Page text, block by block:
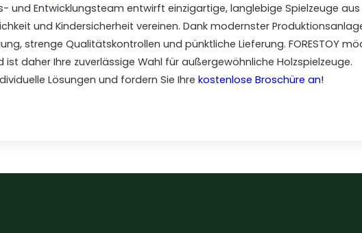
und Entwicklungsteam entwirft einzigartige, langlebige Spielzeuge
und Kindersicherheit vereinen. Dank modernster
strenge Qualitätskontrollen und pünktliche Lieferung. FORESTOY
daher Ihre zuverlässige Wahl für außergewöhnliche Holzspielzeuge.
Lösungen und fordern Sie Ihre kostenlose Broschüre an!